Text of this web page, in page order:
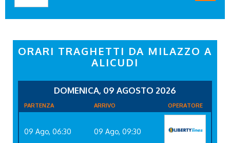
ORARI TRAGHETTI DA MILAZZO A
ALICUDI
DOMENICA, 09 AGOSTO 2026
PARTENZA ARRIVO OPERATORE
09 Ago, 06:30 09 Ago, 09:30